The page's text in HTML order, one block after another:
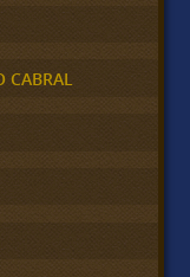
CABRAL